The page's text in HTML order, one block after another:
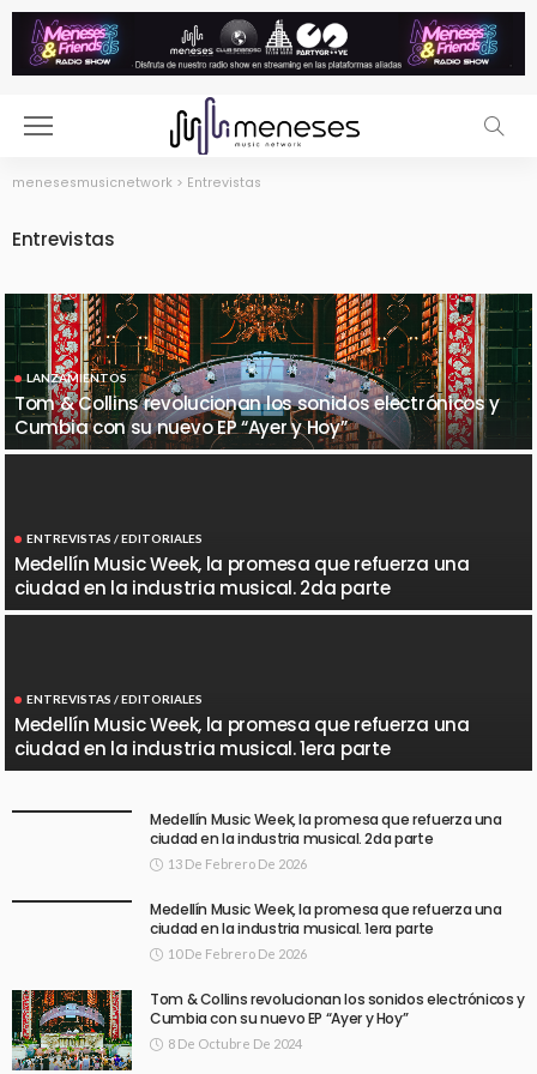
menesesmusicnetwork > Entrevistas
Entrevistas
LANZAMIENTOS
Tom & Collins revolucionan los sonidos electrónicos y
Cumbia con su nuevo EP “Ayer y Hoy”
ENTREVISTAS / EDITORIALES
Medellín Music Week, la promesa que refuerza una
ciudad en la industria musical. 2da parte
ENTREVISTAS / EDITORIALES
Medellín Music Week, la promesa que refuerza una
ciudad en la industria musical. 1era parte
Medellín Music Week, la promesa que refuerza una
ciudad en la industria musical. 2da parte
13 De Febrero De 2026
Medellín Music Week, la promesa que refuerza una
ciudad en la industria musical. 1era parte
10 De Febrero De 2026
Tom & Collins revolucionan los sonidos electrónicos y
Cumbia con su nuevo EP “Ayer y Hoy”
8 De Octubre De 2024